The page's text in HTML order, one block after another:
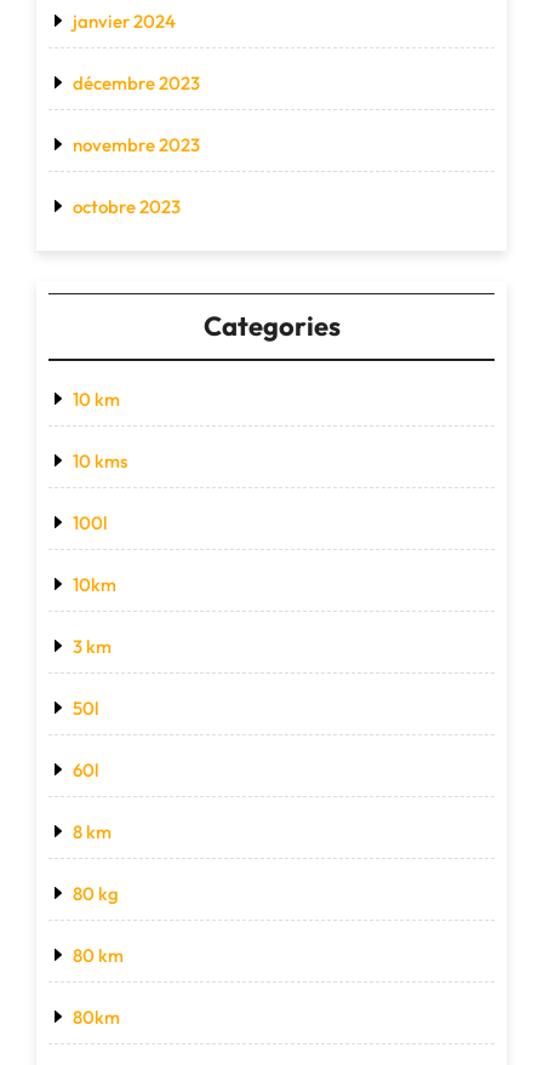
janvier 2024
décembre 2023
novembre 2023
octobre 2023
Categories
10 km
10 kms
100l
10km
3 km
50l
60l
8 km
80 kg
80 km
80km